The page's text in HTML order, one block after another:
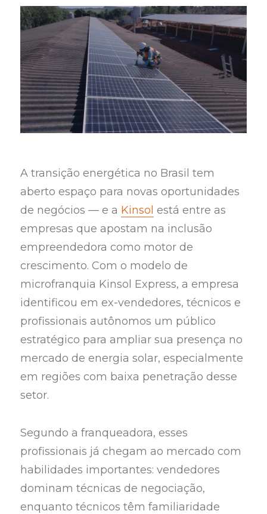
A transição energética no Brasil tem
aberto espaço para novas oportunidades
de negócios — e a Kinsol está entre as
empresas que apostam na inclusão
empreendedora como motor de
crescimento. Com o modelo de
microfranquia Kinsol Express, a empresa
identificou em ex-vendedores, técnicos e
profissionais autônomos um público
estratégico para ampliar sua presença no
mercado de energia solar, especialmente
em regiões com baixa penetração desse
setor.
Segundo a franqueadora, esses
profissionais já chegam ao mercado com
habilidades importantes: vendedores
dominam técnicas de negociação,
enquanto técnicos têm familiaridade